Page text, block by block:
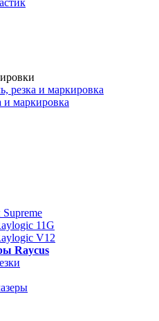
резка и маркировка
и маркировка
11G
V12
Raycus